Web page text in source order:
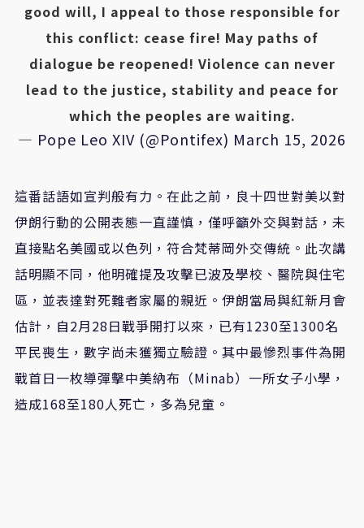
good will, I appeal to those responsible for
this conflict: cease fire! May paths of
dialogue be reopened! Violence can never
lead to the justice, stability and peace for
which the peoples are waiting.
— Pope Leo XIV (@Pontifex) March 15, 2026
這番話語如宣判般有力。在此之前，良十四世對美以對
伊朗行動的公開表態一直謹慎，僅呼籲外交與對話，未
直接點名美國或以色列，符合梵蒂岡外交傳統。此次講
話明顯不同，他明確提及攻擊已波及學校、醫院與住宅
區，並表達對死難者家屬的親近。伊朗當局與紅新月會
估計，自2月28日戰爭開打以來，已有1230至1300名
平民喪生，數字尚未獲獨立驗證。其中最慘烈事件為開
戰首日一枚導彈擊中美納布（Minab）一所女子小學，
造成168至180人死亡，多為兒童。